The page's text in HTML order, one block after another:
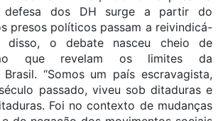
defesa dos DH surge a partir do
presos políticos passam a reivindicá-
disso, o debate nasceu cheio de
que revelam os limites da
“Somos um país escravagista,
passado, viveu sob ditaduras e
Foi no contexto de mudanças